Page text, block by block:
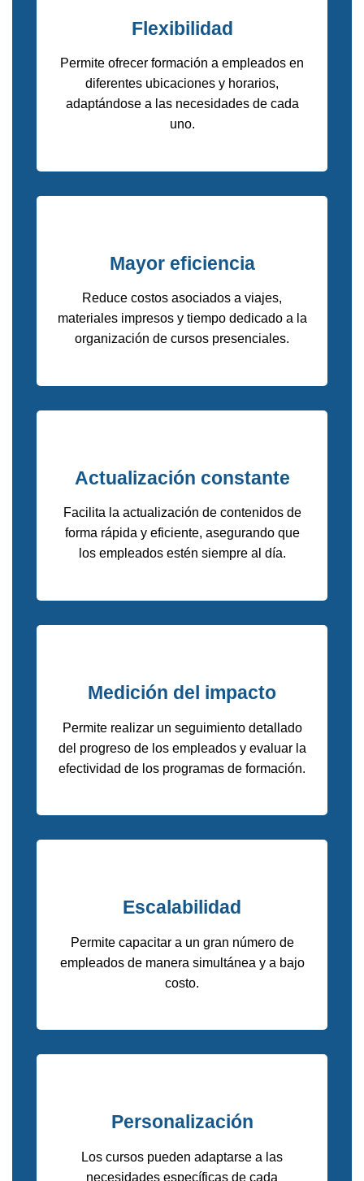
Flexibilidad
Permite ofrecer formación a empleados en
diferentes ubicaciones y horarios,
adaptándose a las necesidades de cada
uno.
Mayor eficiencia
Reduce costos asociados a viajes,
materiales impresos y tiempo dedicado a la
organización de cursos presenciales.
Actualización constante
Facilita la actualización de contenidos de
forma rápida y eficiente, asegurando que
los empleados estén siempre al día.
Medición del impacto
Permite realizar un seguimiento detallado
del progreso de los empleados y evaluar la
efectividad de los programas de formación.
Escalabilidad
Permite capacitar a un gran número de
empleados de manera simultánea y a bajo
costo.
Personalización
Los cursos pueden adaptarse a las
necesidades específicas de cada